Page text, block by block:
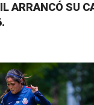
ARRANCÓ SU